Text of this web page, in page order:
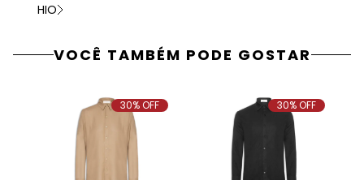
HIO
VOCÊ TAMBÉM PODE GOSTAR
30% OFF 30% OFF